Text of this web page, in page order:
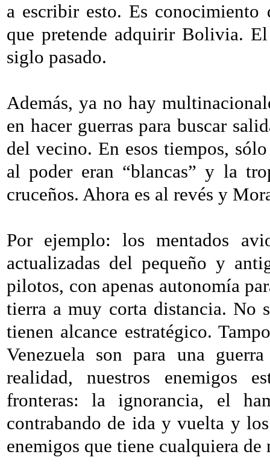
a escribir esto. Es
que pretende adquirir Bolivia.
siglo pasado.
Además, ya no hay
en hacer guerras para buscar
del vecino. En esos tiempos,
al poder eran “blancas” y la
cruceños. Ahora es al revés y
Por ejemplo: los mentados
actualizadas del pequeño y
pilotos, con apenas autonomía
tierra a muy corta distancia. No
tienen alcance estratégico.
Venezuela son para una
realidad, nuestros enemigos
fronteras: la ignorancia, el
contrabando de ida y vuelta y
enemigos que tiene cualquiera de